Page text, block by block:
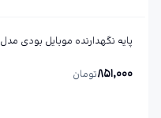
پایه نگهدارنده موبایل بودی مدل CM503B
851,000تومان